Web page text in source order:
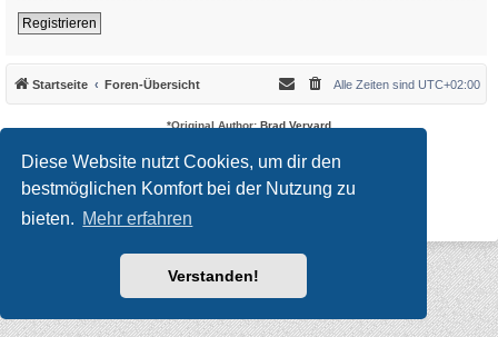
Diese Website nutzt Cookies, um dir den
bestmöglichen Komfort bei der Nutzung zu
bieten. Mehr erfahren
Verstanden!
Registrieren
Startseite Foren-Übersicht Alle Zeiten sind UTC+02:00
*Original Author: Brad Veryard
Powered byphpBB® Forum Software © phpBB Limited
Deutsche Übersetzung durchphpBB.de